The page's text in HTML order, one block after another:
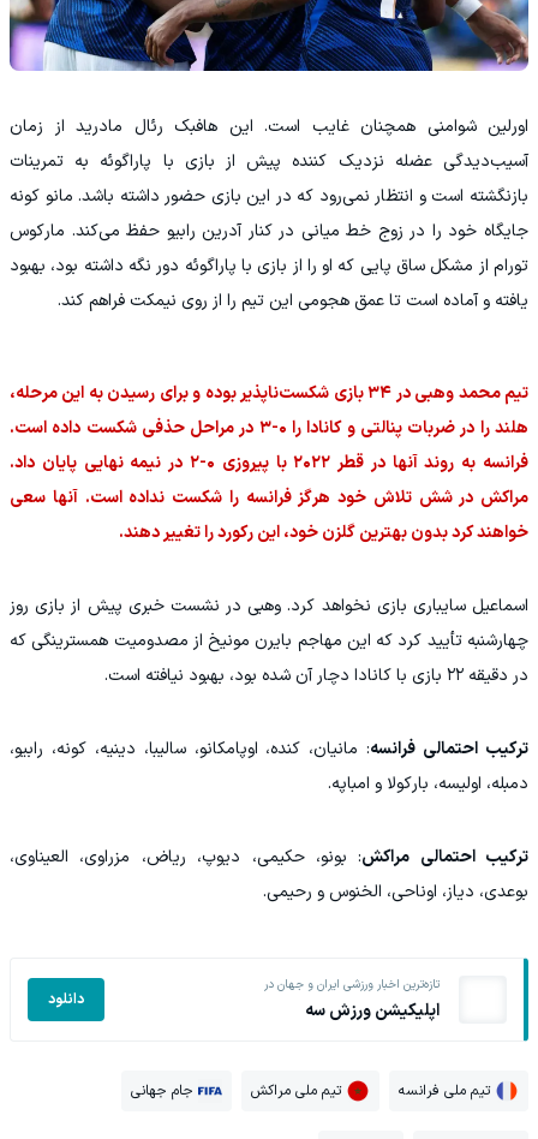
اورلین شوامنی همچنان غایب است. این هافبک رئال مادرید از زمان
آسیب‌دیدگی عضله نزدیک‌ کننده پیش از بازی با پاراگوئه به تمرینات
بازنگشته است و انتظار نمی‌رود که در این بازی حضور داشته باشد. مانو کونه
جایگاه خود را در زوج خط میانی در کنار آدرین رابیو حفظ می‌کند. مارکوس
تورام از مشکل ساق پایی که او را از بازی با پاراگوئه دور نگه داشته بود، بهبود
یافته و آماده است تا عمق هجومی این تیم را از روی نیمکت فراهم کند.
تیم محمد وهبی در ۳۴ بازی شکست‌ناپذیر بوده و برای رسیدن به این مرحله،
هلند را در ضربات پنالتی و کانادا را ۰-۳ در مراحل حذفی شکست داده است.
فرانسه به روند آنها در قطر ۲۰۲۲ با پیروزی ۰-۲ در نیمه‌ نهایی پایان داد.
مراکش در شش تلاش خود هرگز فرانسه را شکست نداده است. آنها سعی
خواهند کرد بدون بهترین گلزن خود، این رکورد را تغییر دهند.
اسماعیل سایباری بازی نخواهد کرد. وهبی در نشست خبری پیش از بازی روز
چهارشنبه تأیید کرد که این مهاجم بایرن مونیخ از مصدومیت همسترینگی که
در دقیقه ۲۲ بازی با کانادا دچار آن شده بود، بهبود نیافته است.
ترکیب احتمالی فرانسه: مانیان، کنده، اوپامکانو، سالیبا، دینیه، کونه، رابیو،
دمبله، اولیسه، بارکولا و امباپه.
ترکیب احتمالی مراکش: بونو، حکیمی، دیوپ، ریاض، مزراوی، العیناوی،
بوعدی، دیاز، اوناحی، الخنوس و رحیمی.
تازه‌ترین اخبار ورزشی ایران و جهان در
اپلیکیشن ورزش سه دانلود
تیم ملی فرانسه تیم ملی مراکش جام جهانی